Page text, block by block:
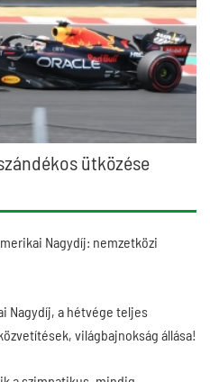
ütközése
Nagydíj: nemzetközi
Nagydíj, a hétvége teljes
világbajnokság állása!